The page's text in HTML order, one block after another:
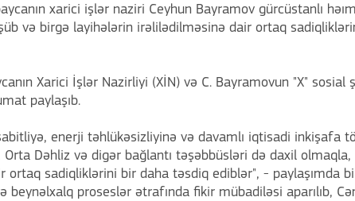
xarici işlər naziri Ceyhun Bayramov gürcüstanlı
və birgə layihələrin irəlilədilməsinə dair ortaq
Xarici İşlər Nazirliyi (XİN) və C. Bayramovun "X" sosial
paylaşıb.
enerji təhlükəsizliyinə və davamlı iqtisadi inkişafa
Orta Dəhliz və digər bağlantı təşəbbüsləri də daxil
ortaq sadiqliklərini bir daha təsdiq ediblər", - paylaşımda
beynəlxalq proseslər ətrafında fikir mübadiləsi aparılıb,